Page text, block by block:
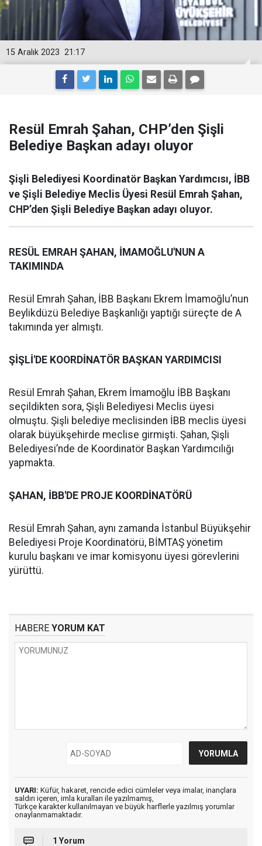
21:17
15 Aralık 2023
Resül Emrah Şahan, CHP’den Şişli
Belediye Başkan adayı oluyor
Şişli Belediyesi Koordinatör Başkan Yardımcısı, İBB
ve Şişli Belediye Meclis Üyesi Resül Emrah Şahan,
CHP’den Şişli Belediye Başkan adayı oluyor.
RESÜL EMRAH ŞAHAN, İMAMOĞLU'NUN A
TAKIMINDA
Resül Emrah Şahan, İBB Başkanı Ekrem İmamoğlu’nun
Beylikdüzü Belediye Başkanlığı yaptığı süreçte de A
takımında yer almıştı.
ŞİŞLİ'DE KOORDİNATÖR BAŞKAN YARDIMCISI
Resül Emrah Şahan, Ekrem İmamoğlu İBB Başkanı
seçildikten sora, Şişli Belediyesi Meclis üyesi
olmuştu. Şişli belediye meclisinden İBB meclis üyesi
olarak büyükşehirde meclise girmişti. Şahan, Şişli
Belediyesi’nde de Koordinatör Başkan Yardımcılığı
yapmakta.
ŞAHAN, İBB'DE PROJE KOORDİNATÖRÜ
Resül Emrah Şahan, aynı zamanda İstanbul Büyükşehir
Belediyesi Proje Koordinatörü, BİMTAŞ yönetim
kurulu başkanı ve imar komisyonu üyesi görevlerini
yürüttü.
HABERE YORUM KAT
UYARI: Küfür, hakaret, rencide edici cümleler veya imalar, inançlara
saldırı içeren, imla kuralları ile yazılmamış,
Türkçe karakter kullanılmayan ve büyük harflerle yazılmış yorumlar
onaylanmamaktadır.
1 Yorum